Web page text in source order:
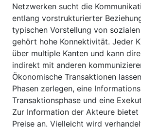
Netzwerken sucht die
entlang vorstrukturierter
typischen Vorstellung von
gehört hohe Konnektivität. Jeder
über multiple Kanten und kann
indirekt mit anderen
Ökonomische Transaktionen
Phasen zerlegen, eine
Transaktionsphase und eine
Zur Information der Akteure bietet
Preise an. Vielleicht wird